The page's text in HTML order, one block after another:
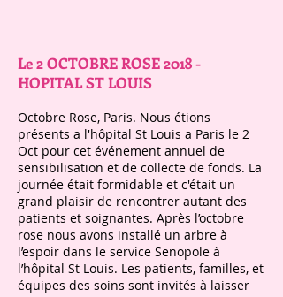
Le 2 OCTOBRE ROSE 2018 -
HOPITAL ST LOUIS
Octobre Rose, Paris. Nous étions
présents a l'hôpital St Louis a Paris le 2
Oct pour cet événement annuel de
sensibilisation et de collecte de fonds. La
journée était formidable et c'était un
grand plaisir de rencontrer autant des
patients et soignantes. Après l’octobre
rose nous avons installé un arbre à
l’espoir dans le service Senopole à
l’hôpital St Louis. Les patients, familles, et
équipes des soins sont invités à laisser